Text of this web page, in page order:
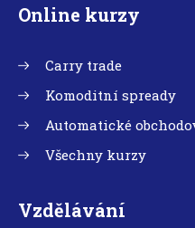
Online kurzy
Carry trade
Komoditní spready
Automatické
Všechny kurzy
Vzdělávání